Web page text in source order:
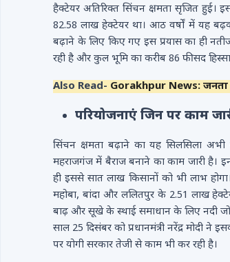
हैक्टेयर अतिरिक्त सिंचन क्षमता सृजित हुई।
82.58 लाख हेक्टेयर था। आठ वर्षों में यह
बढ़ाने के लिए किए गए इस प्रयास का ही
रही है और कुल भूमि का करीब 86 फीसद
Also Read- Gorakhpur News: जनता
परियोजनाएं जिन पर काम
सिंचन क्षमता बढ़ाने का यह सिलसिला अभी
महराजगंज में बैराज बनाने का काम जारी है।
ही इससे सात लाख किसानों को भी लाभ
महोबा, बांदा और ललितपुर के 2.51 लाख
बाढ़ और सूखे के स्थाई समाधान के लिए नदी
साल 25 दिसंबर को प्रधानमंत्री नरेंद्र मोदी ने
पर योगी सरकार तेजी से काम भी कर रही है।